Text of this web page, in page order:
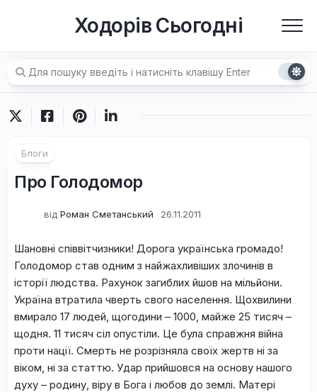
Ходорів Сьогодні
Блоги
Про Голодомор
від Роман Сметанський 26.11.2011
Шановні співвітчизники! Дорога українська громадо!
Голодомор став одним з найжахливіших злочинів в
історії людства. Рахунок загиблих йшов на мільйони.
Україна втратила чверть свого населення. Щохвилини
вмирало 17 людей, щогодини – 1000, майже 25 тисяч –
щодня. 11 тисяч сіл опустіли. Це була справжня війна
проти нації. Смерть не розрізняла своїх жертв ні за
віком, ні за статтю. Удар прийшовся на основу нашого
духу – родину, віру в Бога і любов до землі. Матері